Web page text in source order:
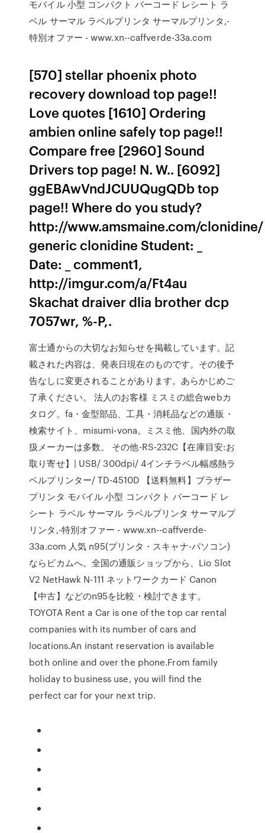
モバイル 小型 コンパクト バーコード レシート ラ
ベル サーマル ラベルプリンタ サーマルプリンタ,-
特別オファー - www.xn--caffverde-33a.com
[570] stellar phoenix photo
recovery download top page!!
Love quotes [1610] Ordering
ambien online safely top page!!
Compare free [2960] Sound
Drivers top page! N. W.. [6092]
ggEBAwVndJCUUQugQDb top
page!! Where do you study?
http://www.amsmaine.com/clonidine/
generic clonidine Student: _
Date: _ comment1,
http://imgur.com/a/Ft4au
Skachat draiver dlia brother dcp
7057wr, %-P,.
富士通からの大切なお知らせを掲載しています。記
載された内容は、発表日現在のものです。その後予
告なしに変更されることがあります。あらかじめご
了承ください。 法人のお客様 ミスミの総合webカ
タログ。fa・金型部品、工具・消耗品などの通販・
検索サイト、misumi-vona。ミスミ他、国内外の取
扱メーカーは多数。 その他-RS-232C【在庫目安:お
取り寄せ】| USB/ 300dpi/ 4インチラベル幅感熱ラ
ベルプリンター/ TD-4510D 【送料無料】ブラザー
プリンタ モバイル 小型 コンパクト バーコード レ
シート ラベル サーマル ラベルプリンタ サーマルプ
リンタ,-特別オファー - www.xn--caffverde-
33a.com 人気 n95(プリンタ・スキャナ-パソコン)
ならビカムへ。全国の通販ショップから、Lio Slot
V2 NetHawk N-111 ネットワークカード Canon
【中古】などのn95を比較・検討できます。
TOYOTA Rent a Car is one of the top car rental
companies with its number of cars and
locations.An instant reservation is available
both online and over the phone.From family
holiday to business use, you will find the
perfect car for your next trip.